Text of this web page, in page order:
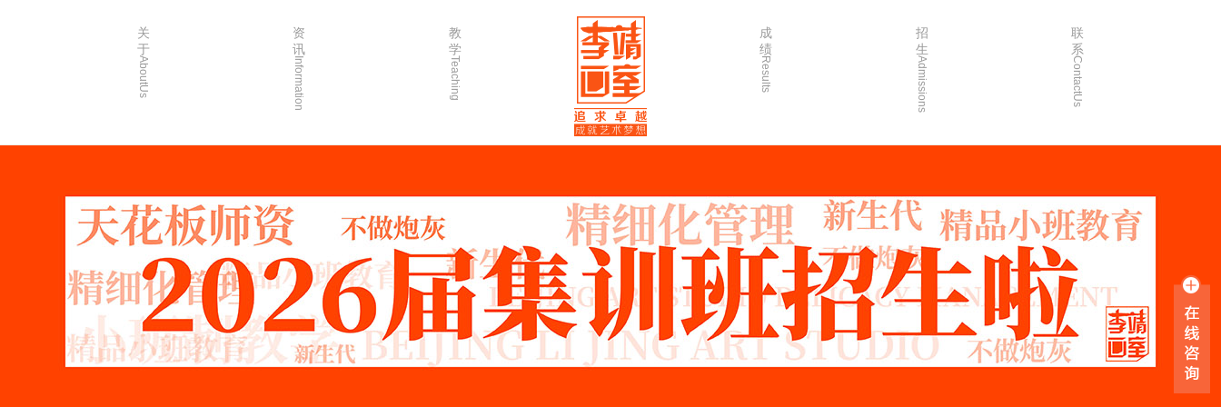
关
于
AboutUs
校园环境
创始人介绍
资
讯
Information
艺考资讯
教
学
Teaching
作品欣赏
出版书籍
成
绩
Results
2021年
2020年
招
生
Admissions
在线报名
家长沟通
入学指南
联
系
ContactUs